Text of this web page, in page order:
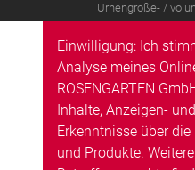
Urnengröße- /
Einwilligung: Ich
Analyse meines
ROSENGARTEN
Inhalte, Anzeigen-
Erkenntnisse über
und Produkte.